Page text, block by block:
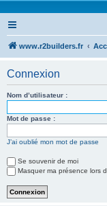
www.r2builders.fr
Connexion
Nom d’utilisateur :
Mot de passe :
J’ai oublié mon mot de passe
Se souvenir de moi
Masquer ma présence lors